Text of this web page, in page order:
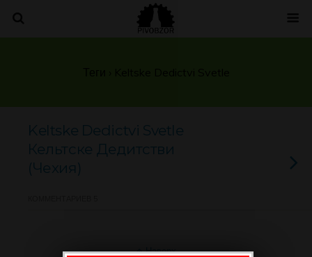
Keltske Dedictvi Svetle
Кельтске Дедитстви
(Чехия)
Наверх